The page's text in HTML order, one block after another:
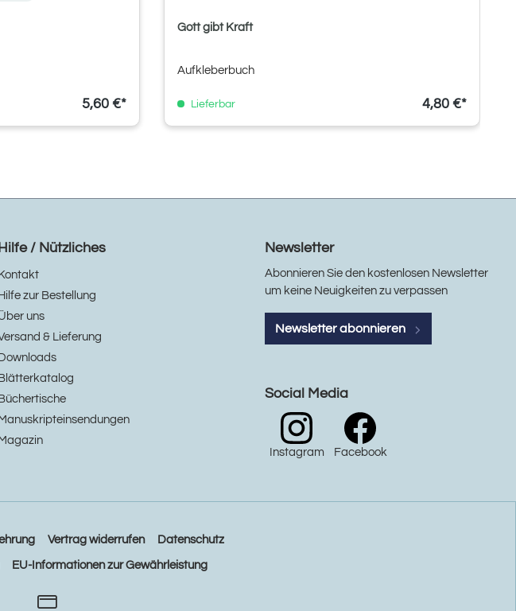
5,60 €*
Gott gibt Kraft
Aufkleberbuch
Lieferbar 4,80 €*
/ Nützliches
Kontakt
Hilfe zur Bestellung
uns
& Lieferung
Downloads
Blätterkatalog
Büchertische
Manuskripteinsendungen
Magazin
Newsletter
Abonnieren Sie den kostenlosen Newsletter
um keine Neuigkeiten zu verpassen
Newsletter abonnieren
Social Media
Instagram Facebook
Vertrag widerrufen Datenschutz
EU-Informationen zur Gewährleistung